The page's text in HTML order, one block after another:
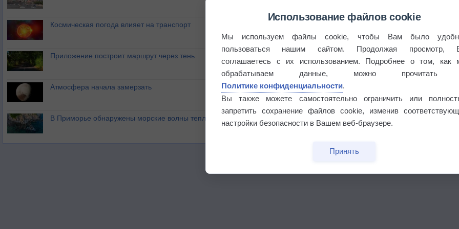
Космическая погода влияет на транспорт
Приложение построит маршрут через тень
Атмосфера начала замерзать
В Приморье обнаружены морские волны тепла
Использование файлов cookie
Мы используем файлы cookie, чтобы Вам было
пользоваться нашим сайтом. Продолжая просмотр,
соглашаетесь с их использованием. Подробнее о том, как
обрабатываем данные, можно прочитать
Политике конфиденциальности.
Вы также можете самостоятельно ограничить или
запретить сохранение файлов cookie, изменив
настройки безопасности в Вашем веб-браузере.
Принять